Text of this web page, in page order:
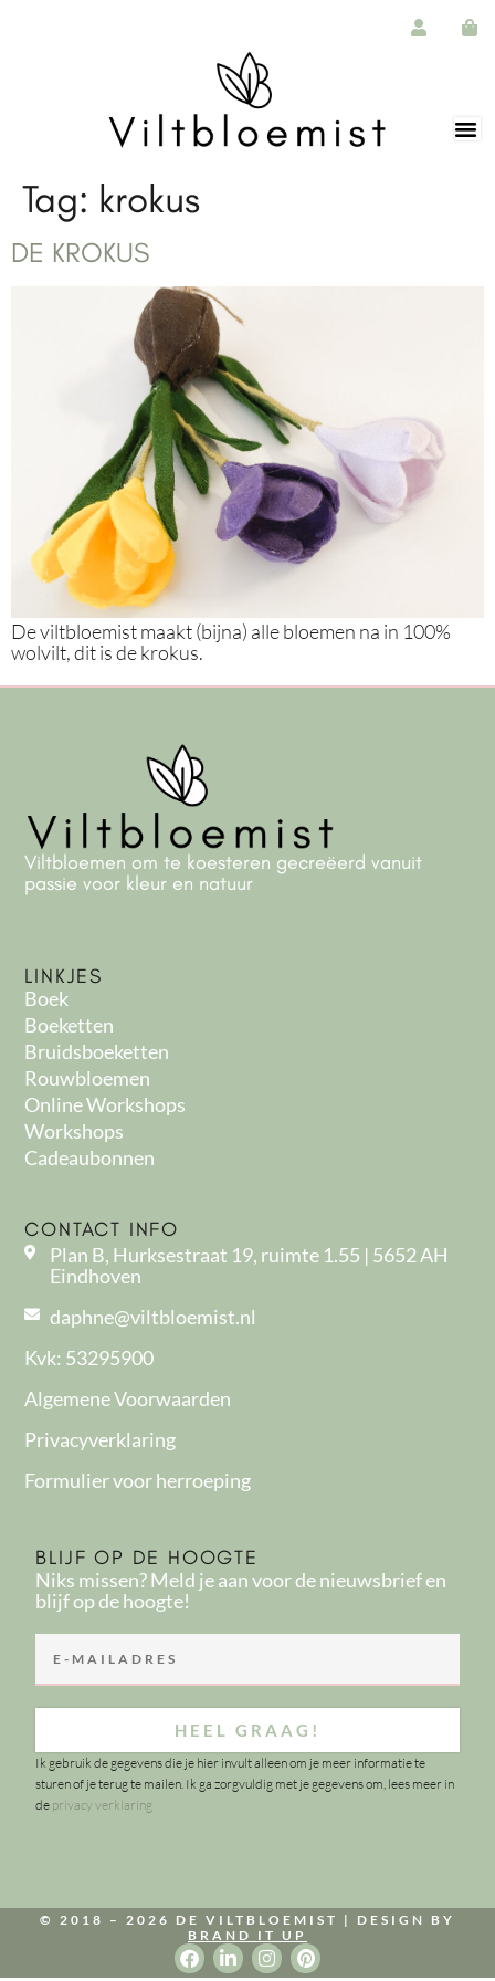
Tag: krokus
DE KROKUS
De viltbloemist maakt (bijna) alle bloemen na in 100%
wolvilt, dit is de krokus.
Viltbloemen om te koesteren gecreëerd vanuit
passie voor kleur en natuur
LINKJES
Boek
Boeketten
Bruidsboeketten
Rouwbloemen
Online Workshops
Workshops
Cadeaubonnen
CONTACT INFO
Plan B, Hurksestraat 19, ruimte 1.55 | 5652 AH
Eindhoven
daphne@viltbloemist.nl
Kvk: 53295900
Algemene Voorwaarden
Privacyverklaring
Formulier voor herroeping
BLIJF OP DE HOOGTE
Niks missen? Meld je aan voor de nieuwsbrief en
blijf op de hoogte!
HEEL GRAAG!
Ik gebruik de gegevens die je hier invult alleen om je meer informatie te
sturen of je terug te mailen. Ik ga zorgvuldig met je gegevens om, lees meer in
de privacy verklaring
© 2018 – 2026 DE VILTBLOEMIST | DESIGN BY
BRAND IT UP